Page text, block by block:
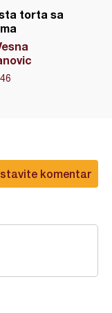
torta sa
komentar